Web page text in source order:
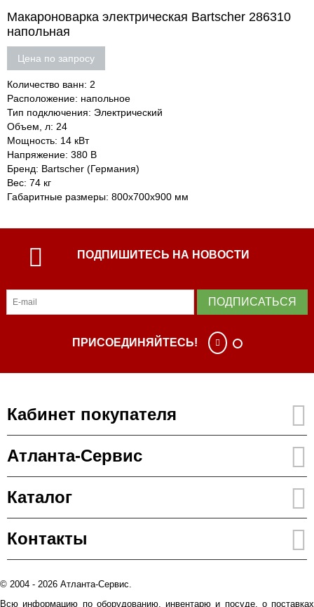
Макароноварка электрическая Bartscher 286310
напольная
Цена по запросу
Количество ванн: 2
Расположение: напольное
Тип подключения: Электрический
Объем, л: 24
Мощность: 14 кВт
Напряжение: 380 В
Бренд: Bartscher (Германия)
Вес: 74 кг
Габаритные размеры: 800х700х900 мм
ПОДПИШИТЕСЬ НА НОВОСТИ
ПОДПИСАТЬСЯ
ПРИСОЕДИНЯЙТЕСЬ!
Кабинет покупателя
Атланта-Сервис
Каталог
Контакты
© 2004 - 2026 Атланта-Сервис.
Всю информацию по оборудованию, инвентарю и посуде, о поставках